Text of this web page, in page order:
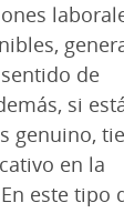
de
si
genuino,
en la
este tipo